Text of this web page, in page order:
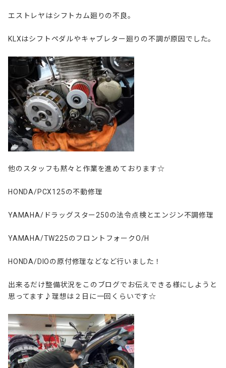
エストレヤはシフトカム廻りの不良。
KLXはシフトペダルやキャブレター廻りの不調が原因でした。
他のスタッフも黙々と作業を進めております☆
HONDA/PCX125の不動修理
YAMAHA/ドラッグスター250の法令点検とエンジン不調修理
YAMAHA/TW225のフロントフォークO/H
HONDA/DIOの原付修理などなど行いました！
出来るだけ整備状況をこのブログでお伝えできる様にしようと
思ってます♪理想は２日に一回くらいです☆